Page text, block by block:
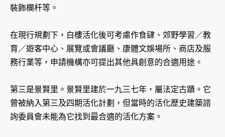
裝飾欄杆等。
在現行規劃下，白樓活化後可考慮作食肆、郊野學習／教
育／遊客中心、展覽或會議廳、康體文娛場所、商店及服
務行業等，申請機構亦可提出其他具創意的合適用途。
第三是景賢里。景賢里建於一九三七年，屬法定古蹟。它
曾被納入第三及四期活化計劃，但當時的活化歷史建築諮
詢委員會未能為它找到最合適的活化方案。